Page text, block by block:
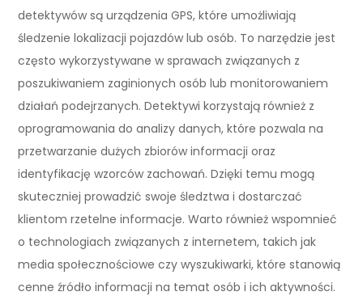
detektywów są urządzenia GPS, które umożliwiają
śledzenie lokalizacji pojazdów lub osób. To narzędzie jest
często wykorzystywane w sprawach związanych z
poszukiwaniem zaginionych osób lub monitorowaniem
działań podejrzanych. Detektywi korzystają również z
oprogramowania do analizy danych, które pozwala na
przetwarzanie dużych zbiorów informacji oraz
identyfikację wzorców zachowań. Dzięki temu mogą
skuteczniej prowadzić swoje śledztwa i dostarczać
klientom rzetelne informacje. Warto również wspomnieć
o technologiach związanych z internetem, takich jak
media społecznościowe czy wyszukiwarki, które stanowią
cenne źródło informacji na temat osób i ich aktywności.